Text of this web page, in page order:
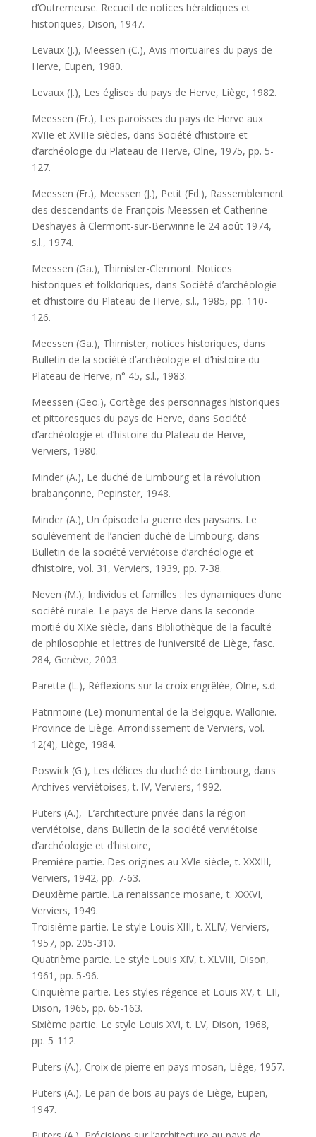
d’Outremeuse. Recueil de notices héraldiques et
historiques, Dison, 1947.
Levaux (J.), Meessen (C.), Avis mortuaires du pays de
Herve, Eupen, 1980.
Levaux (J.), Les églises du pays de Herve, Liège, 1982.
Meessen (Fr.), Les paroisses du pays de Herve aux
XVIIe et XVIIIe siècles, dans Société d’histoire et
d’archéologie du Plateau de Herve, Olne, 1975, pp. 5-
127.
Meessen (Fr.), Meessen (J.), Petit (Ed.), Rassemblement
des descendants de François Meessen et Catherine
Deshayes à Clermont-sur-Berwinne le 24 août 1974,
s.l., 1974.
Meessen (Ga.), Thimister-Clermont. Notices
historiques et folkloriques, dans Société d’archéologie
et d’histoire du Plateau de Herve, s.l., 1985, pp. 110-
126.
Meessen (Ga.), Thimister, notices historiques, dans
Bulletin de la société d’archéologie et d’histoire du
Plateau de Herve, n° 45, s.l., 1983.
Meessen (Geo.), Cortège des personnages historiques
et pittoresques du pays de Herve, dans Société
d’archéologie et d’histoire du Plateau de Herve,
Verviers, 1980.
Minder (A.), Le duché de Limbourg et la révolution
brabançonne, Pepinster, 1948.
Minder (A.), Un épisode la guerre des paysans. Le
soulèvement de l’ancien duché de Limbourg, dans
Bulletin de la société verviétoise d’archéologie et
d’histoire, vol. 31, Verviers, 1939, pp. 7-38.
Neven (M.), Individus et familles : les dynamiques d’une
société rurale. Le pays de Herve dans la seconde
moitié du XIXe siècle, dans Bibliothèque de la faculté
de philosophie et lettres de l’université de Liège, fasc.
284, Genève, 2003.
Parette (L.), Réflexions sur la croix engrêlée, Olne, s.d.
Patrimoine (Le) monumental de la Belgique. Wallonie.
Province de Liège. Arrondissement de Verviers, vol.
12(4), Liège, 1984.
Poswick (G.), Les délices du duché de Limbourg, dans
Archives verviétoises, t. IV, Verviers, 1992.
Puters (A.), L’architecture privée dans la région
verviétoise, dans Bulletin de la société verviétoise
d’archéologie et d’histoire,
Première partie. Des origines au XVIe siècle, t. XXXIII,
Verviers, 1942, pp. 7-63.
Deuxième partie. La renaissance mosane, t. XXXVI,
Verviers, 1949.
Troisième partie. Le style Louis XIII, t. XLIV, Verviers,
1957, pp. 205-310.
Quatrième partie. Le style Louis XIV, t. XLVIII, Dison,
1961, pp. 5-96.
Cinquième partie. Les styles régence et Louis XV, t. LII,
Dison, 1965, pp. 65-163.
Sixième partie. Le style Louis XVI, t. LV, Dison, 1968,
pp. 5-112.
Puters (A.), Croix de pierre en pays mosan, Liège, 1957.
Puters (A.), Le pan de bois au pays de Liège, Eupen,
1947.